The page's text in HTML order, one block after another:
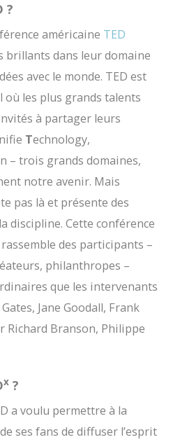
?
américaine TED
brillants dans leur domaine
avec le monde. TED est
où les plus grands talents
à partager leurs
Technology,
– trois grands domaines,
notre avenir. Mais
pas là et présente des
discipline. Cette conférence
des participants –
philanthropes –
que les intervenants
Jane Goodall, Frank
Richard Branson, Philippe
x ?
a voulu permettre à la
ses fans de diffuser l’esprit